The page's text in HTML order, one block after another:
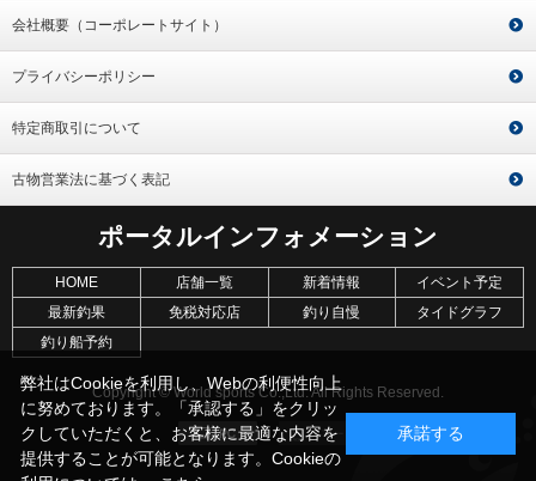
会社概要（コーポレートサイト）
プライバシーポリシー
特定商取引について
古物営業法に基づく表記
ポータルインフォメーション
HOME 店舗一覧 新着情報
イベント予定
最新釣果
免税対応店 釣り自慢
タイドグラフ
釣り船予約
Copyright © World sports Co.,Ltd. All Rights Reserved.
弊社はCookieを利用し、Webの利便性向上
に努めております。「承認する」をクリッ
クしていただくと、お客様に最適な内容を
提供することが可能となります。Cookieの
承諾する